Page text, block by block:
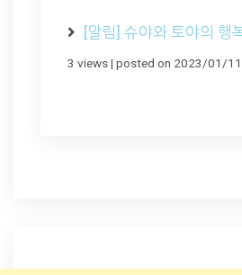
[알림] 슈야와 토야의 행
3 views| posted on 2023/01/11